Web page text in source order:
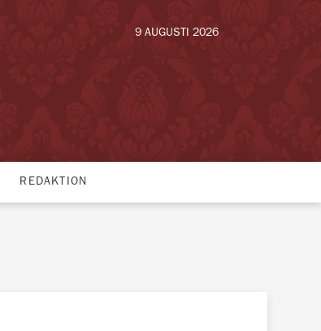
9 AUGUSTI 2026
REDAKTION